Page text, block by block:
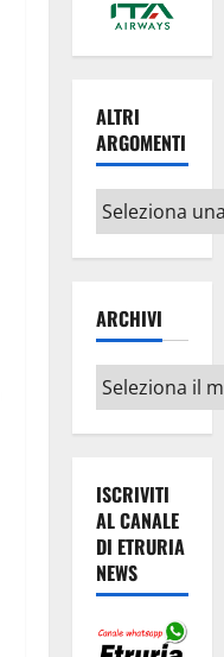
ALTRI
ARGOMENTI
Altri
argomenti
ARCHIVI
Archivi
ISCRIVITI
AL CANALE
DI ETRURIA
NEWS